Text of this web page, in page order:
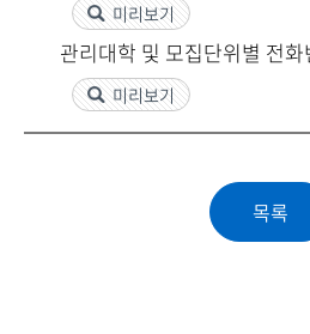
미리보기
관리대학 및 모집단위별 전
미리보기